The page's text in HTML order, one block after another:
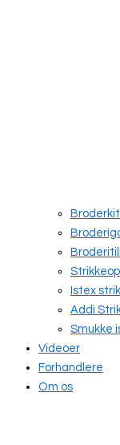
Istex
Addi
Smukke
Videoer
Forhandlere
Om os